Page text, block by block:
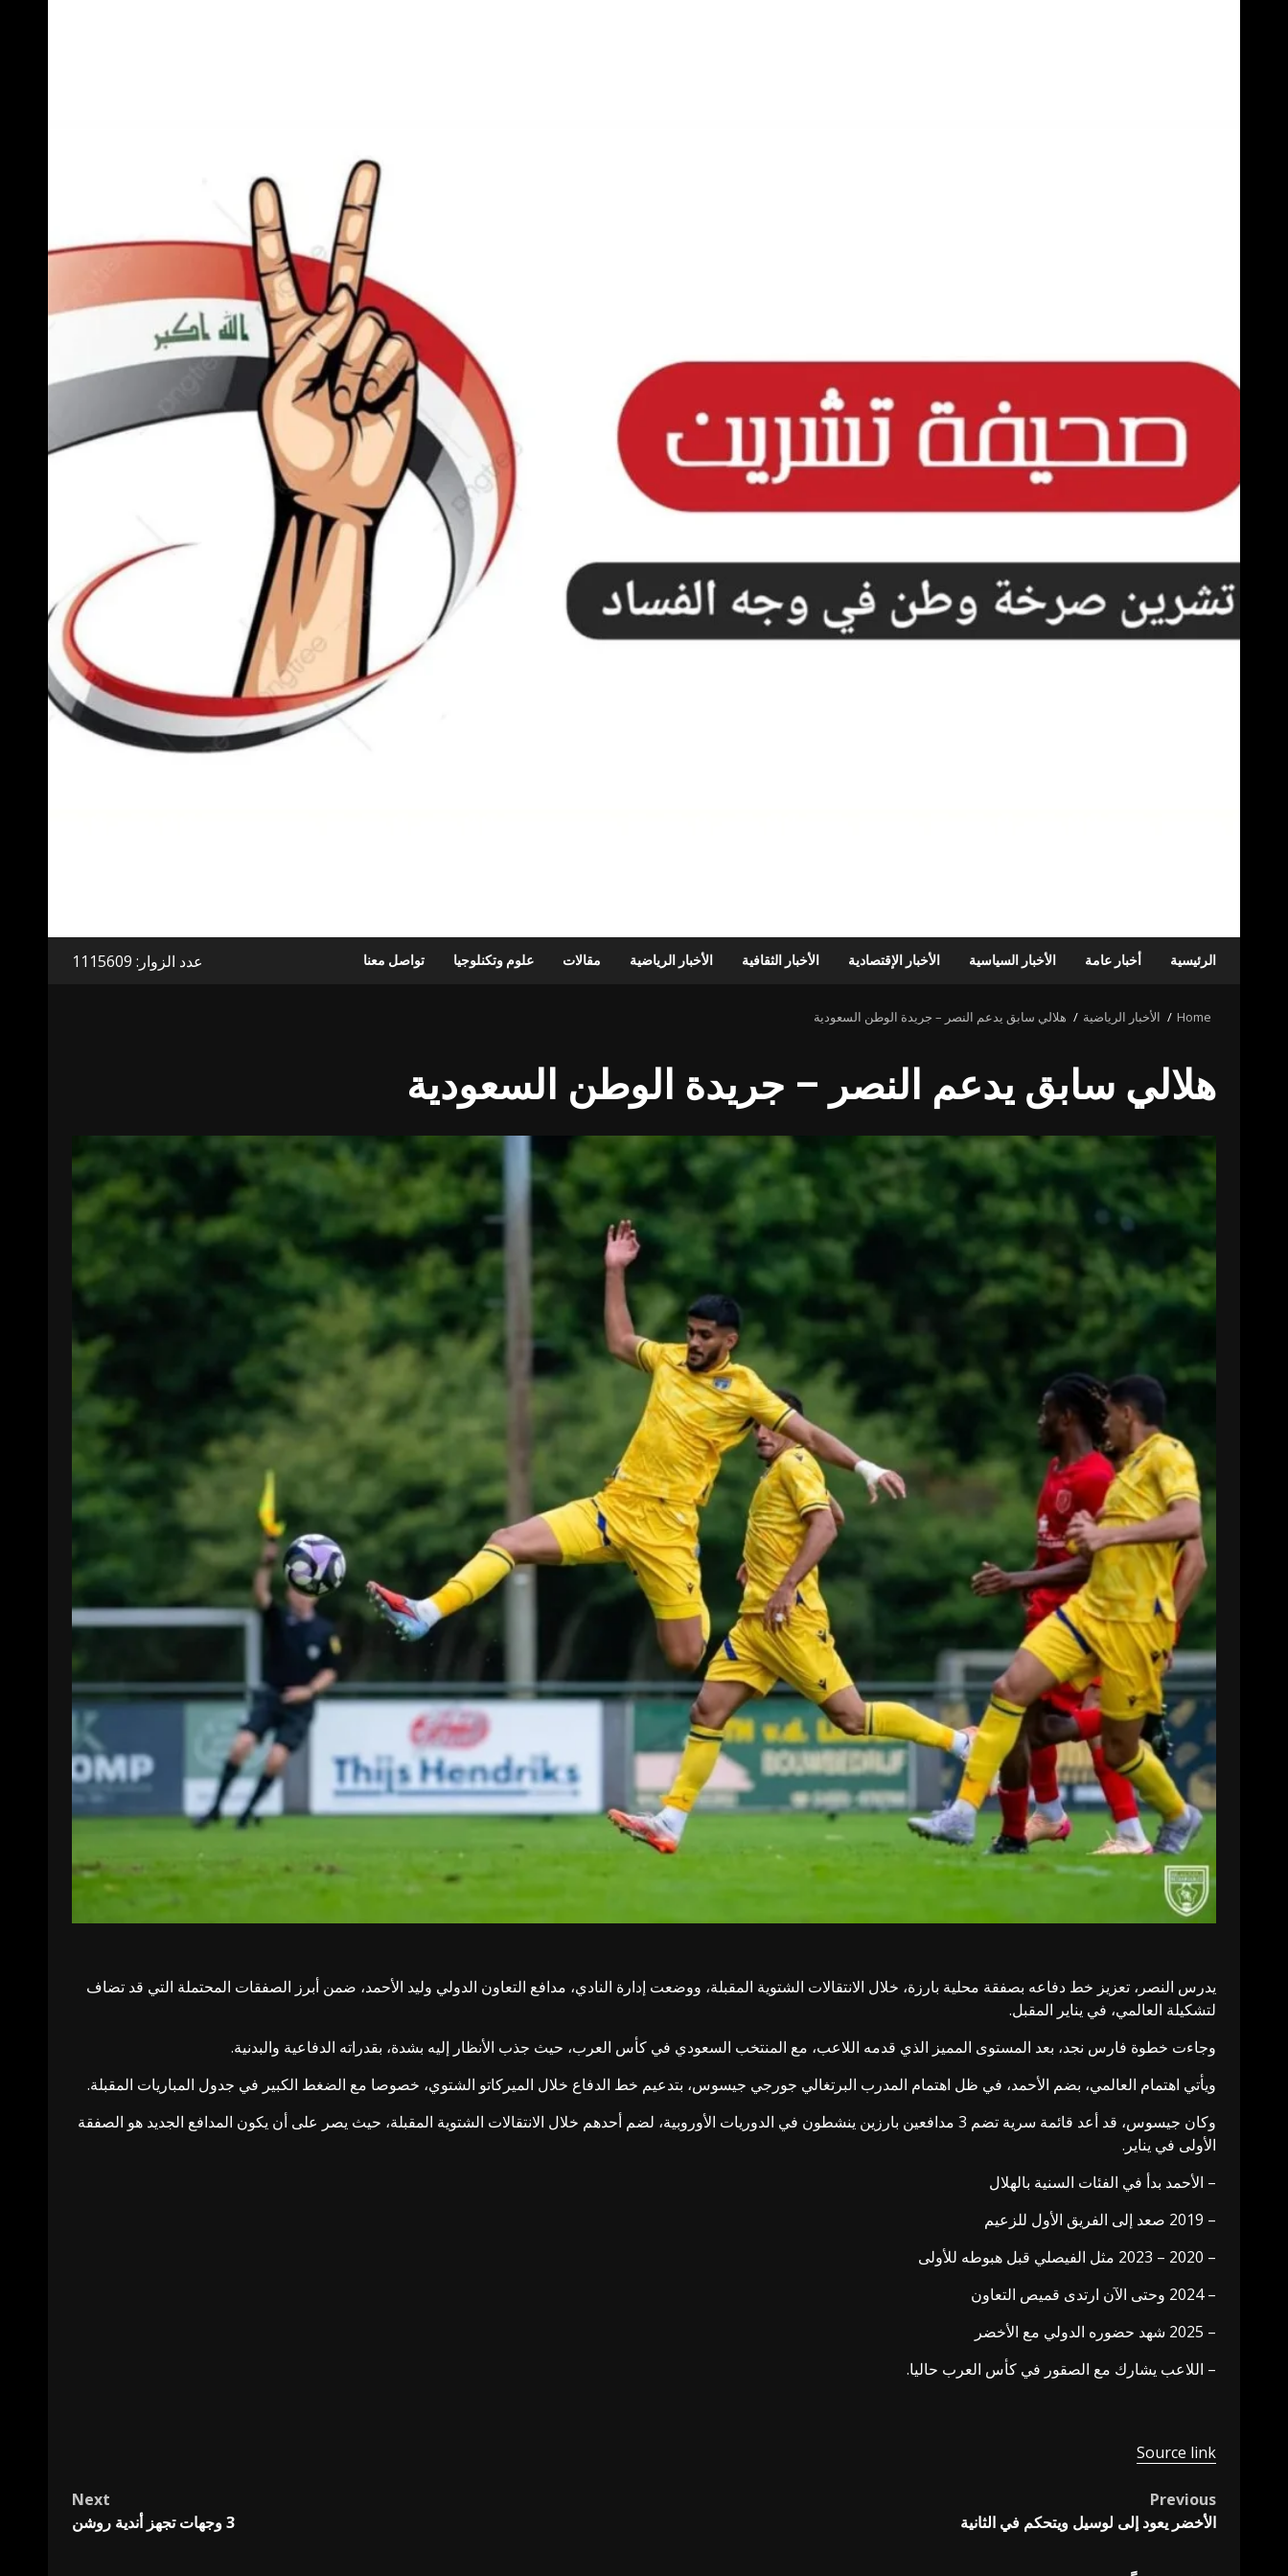
الرئيسية أخبار عامة الأخبار السياسية الأخبار الإقتصادية الأخبار الثقافية الأخبار الرياضية مقالات علوم وتكنلوجيا تواصل معنا عدد الزوار: 1115609
Home الأخبار الرياضية هلالي سابق يدعم النصر – جريدة الوطن السعودية
هلالي سابق يدعم النصر – جريدة الوطن السعودية
يدرس النصر، تعزيز خط دفاعه بصفقة محلية بارزة، خلال الانتقالات الشتوية المقبلة، ووضعت إدارة النادي، مدافع التعاون الدولي وليد الأحمد، ضمن أبرز الصفقات المحتملة التي قد تضاف
لتشكيلة العالمي، في يناير المقبل.
وجاءت خطوة فارس نجد، بعد المستوى المميز الذي قدمه اللاعب، مع المنتخب السعودي في كأس العرب، حيث جذب الأنظار إليه بشدة، بقدراته الدفاعية والبدنية.
ويأتي اهتمام العالمي، بضم الأحمد، في ظل اهتمام المدرب البرتغالي جورجي جيسوس، بتدعيم خط الدفاع خلال الميركاتو الشتوي، خصوصا مع الضغط الكبير في جدول المباريات المقبلة.
وكان جيسوس، قد أعد قائمة سرية تضم 3 مدافعين بارزين ينشطون في الدوريات الأوروبية، لضم أحدهم خلال الانتقالات الشتوية المقبلة، حيث يصر على أن يكون المدافع الجديد هو الصفقة
الأولى في يناير.
– الأحمد بدأ في الفئات السنية بالهلال
– 2019 صعد إلى الفريق الأول للزعيم
– 2020 – 2023 مثل الفيصلي قبل هبوطه للأولى
– 2024 وحتى الآن ارتدى قميص التعاون
– 2025 شهد حضوره الدولي مع الأخضر
– اللاعب يشارك مع الصقور في كأس العرب حاليا.
Source link
Post
navigation
Previous
الأخضر يعود إلى لوسيل ويتحكم في الثانية
Next
3 وجهات تجهز أندية روشن